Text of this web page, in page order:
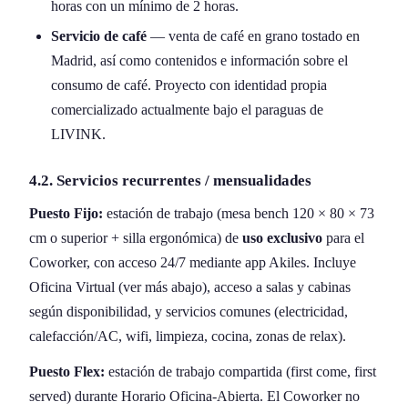
horas con un mínimo de 2 horas.
Servicio de café — venta de café en grano tostado en
Madrid, así como contenidos e información sobre el
consumo de café. Proyecto con identidad propia
comercializado actualmente bajo el paraguas de
LIVINK.
4.2. Servicios recurrentes / mensualidades
Puesto Fijo: estación de trabajo (mesa bench 120 × 80 × 73
cm o superior + silla ergonómica) de uso exclusivo para el
Coworker, con acceso 24/7 mediante app Akiles. Incluye
Oficina Virtual (ver más abajo), acceso a salas y cabinas
según disponibilidad, y servicios comunes (electricidad,
calefacción/AC, wifi, limpieza, cocina, zonas de relax).
Puesto Flex: estación de trabajo compartida (first come, first
served) durante Horario Oficina-Abierta. El Coworker no